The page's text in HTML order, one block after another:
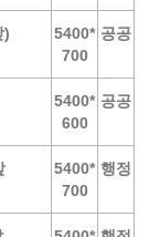
)
5400*
700
공공
5400*
600
공공
5400*
700
행정